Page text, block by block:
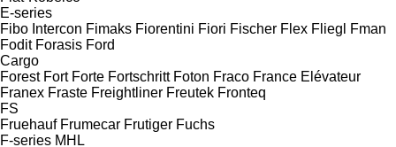
E-series
Fibo Intercon Fimaks Fiorentini Fiori Fischer Flex Fliegl
Fman
Fodit Forasis Ford
Cargo
Forest Fort Forte Fortschritt Foton Fraco France Elévateur
Franex Fraste Freightliner Freutek Fronteq
FS
Fruehauf Frumecar Frutiger Fuchs
F-series MHL